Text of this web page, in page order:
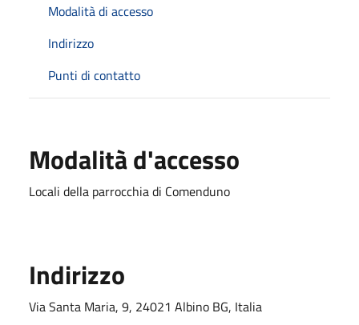
Modalità di accesso
Indirizzo
Punti di contatto
Modalità d'accesso
Locali della parrocchia di Comenduno
Indirizzo
Via Santa Maria, 9, 24021 Albino BG, Italia